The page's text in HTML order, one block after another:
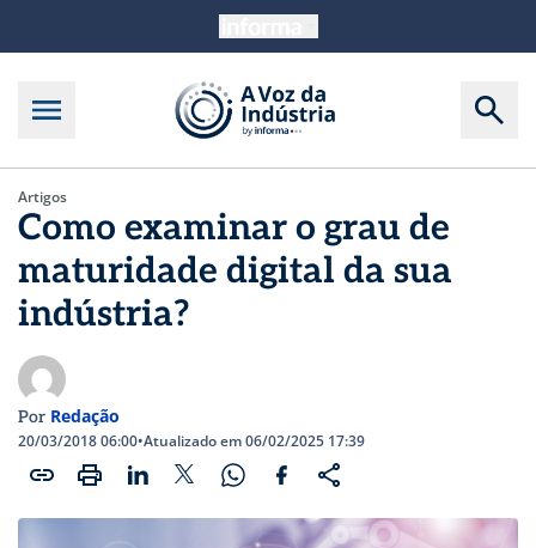
Artigos
Como examinar o grau de
maturidade digital da sua
indústria?
Por Redação
20/03/2018 06:00•Atualizado em 06/02/2025 17:39